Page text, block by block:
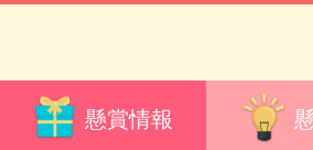
懸賞情報